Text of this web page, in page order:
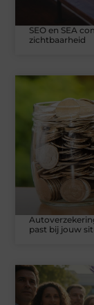
SEO en SEA
zichtbaarheid
past bij jouw